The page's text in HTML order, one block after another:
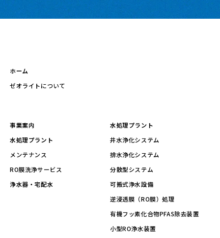
ホーム
ゼオライトについて
事業案内
水処理プラント
メンテナンス
RO膜洗浄サービス
浄水器・宅配水
水処理プラント
井水浄化システム
排水浄化システム
分散型システム
可搬式浄水設備
逆浸透膜（RO膜）処理
有機フッ素化合物PFAS除去装置
小型RO浄水装置